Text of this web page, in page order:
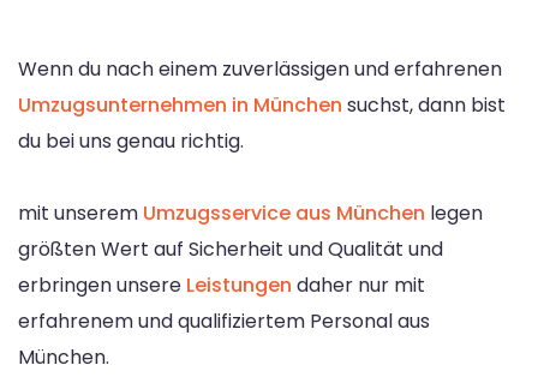
Wenn du nach einem zuverlässigen und erfahrenen
Umzugsunternehmen in München suchst, dann bist
du bei uns genau richtig.
mit unserem Umzugsservice aus München legen
größten Wert auf Sicherheit und Qualität und
erbringen unsere Leistungen daher nur mit
erfahrenem und qualifiziertem Personal aus
München.